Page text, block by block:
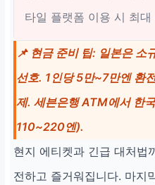
타일 플랫폼 이용 시 최대
📌 현금 준비 팁: 일본은 소
선호. 1인당 5만~7만엔 환
제. 세븐은행 ATM에서 한
110~220엔).
현지 에티켓과 긴급 대처법
전하고 즐거워집니다. 마지